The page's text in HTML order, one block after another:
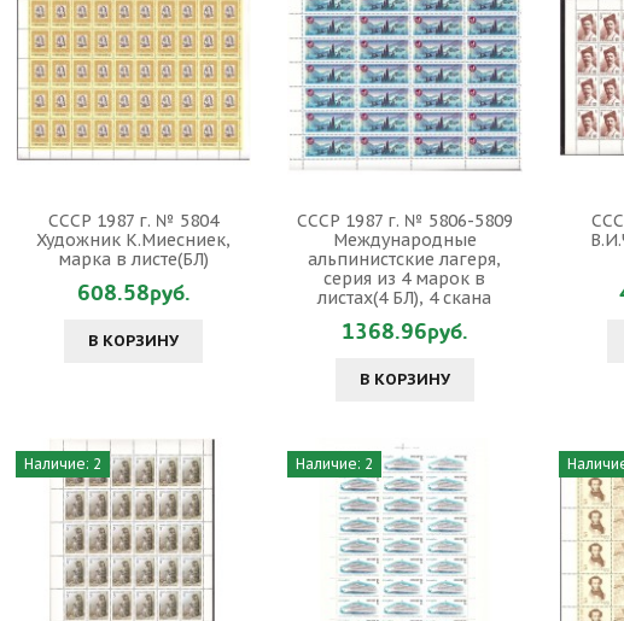
СССР 1987 г. № 5804
Художник К.Миесниек,
марка в листе(БЛ)
608.58руб.
В КОРЗИНУ
СССР 1987 г. № 5806-5809
Международные
альпинистские лагеря,
серия из 4 марок в
листах(4 БЛ), 4 скана
1368.96руб.
В КОРЗИНУ
Наличие: 2 Наличие: 2